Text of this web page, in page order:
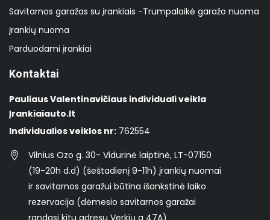
Savitarnos garažas su įrankiais -Trumpalaikė garažo nuoma
Įrankių nuoma
Parduodami įrankiai
Kontaktai
Pauliaus Valentinavičiaus individuali veikla
Įrankiaiauto.lt
Individualios veiklos nr: 762554
Vilnius Ozo g. 30- Vidurinė laiptinė, LT-07150
(19-20h d.d) (šeštadienį 9-11h) įrankių nuomai
ir savitarnos garažui būtina išankstinė laiko
rezervacija (dėmesio savitarnos garažai